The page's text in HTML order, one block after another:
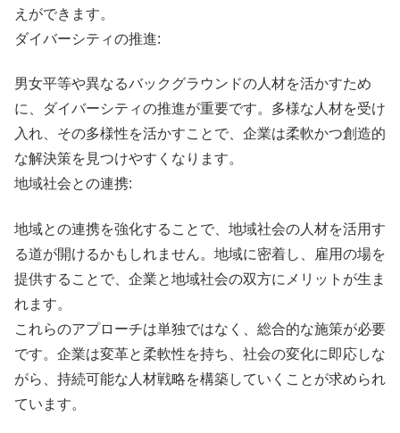
えができます。
ダイバーシティの推進:
男女平等や異なるバックグラウンドの人材を活かすため
に、ダイバーシティの推進が重要です。多様な人材を受け
入れ、その多様性を活かすことで、企業は柔軟かつ創造的
な解決策を見つけやすくなります。
地域社会との連携:
地域との連携を強化することで、地域社会の人材を活用す
る道が開けるかもしれません。地域に密着し、雇用の場を
提供することで、企業と地域社会の双方にメリットが生ま
れます。
これらのアプローチは単独ではなく、総合的な施策が必要
です。企業は変革と柔軟性を持ち、社会の変化に即応しな
がら、持続可能な人材戦略を構築していくことが求められ
ています。